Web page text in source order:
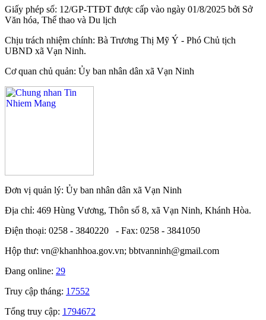
Giấy phép số: 12/GP-TTĐT được cấp vào ngày 01/8/2025 bởi Sở
Văn hóa, Thể thao và Du lịch
Chịu trách nhiệm chính: Bà Trương Thị Mỹ Ý - Phó Chủ tịch
UBND xã Vạn Ninh.
Cơ quan chủ quản: Ủy ban nhân dân xã Vạn Ninh
Đơn vị quản lý: Ủy ban nhân dân xã Vạn Ninh
Địa chỉ: 469 Hùng Vương, Thôn số 8, xã Vạn Ninh, Khánh Hòa.
Điện thoại: 0258 - 3840220 - Fax: 0258 - 3841050
Hộp thư: vn@khanhhoa.gov.vn; bbtvanninh@gmail.com
Đang online: 29
Truy cập tháng: 17552
Tổng truy cập: 1794672